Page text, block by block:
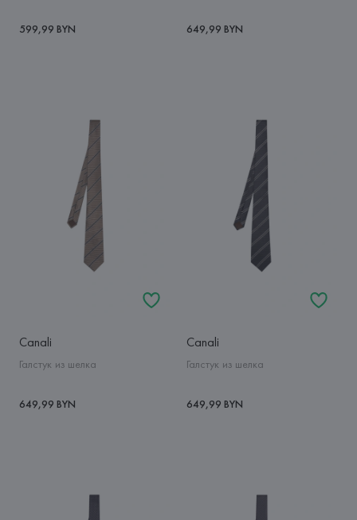
599,99 BYN 649,99 BYN
Canali
Галстук из шелка
649,99 BYN
Canali
Галстук из шелка
649,99 BYN